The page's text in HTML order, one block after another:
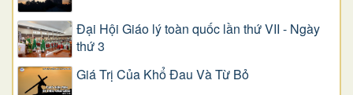
Đại Hội Giáo lý toàn quốc lần thứ VII - Ngày
thứ 3
Giá Trị Của Khổ Ðau Và Từ Bỏ